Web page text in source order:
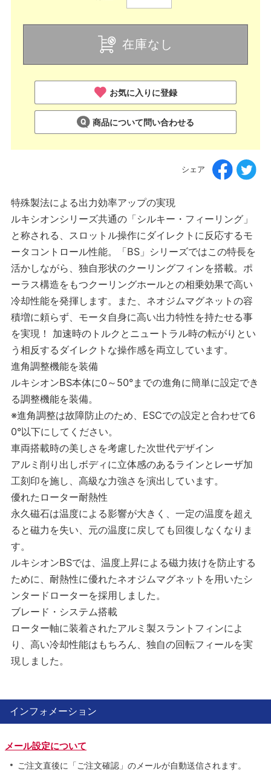
在庫なし
お気に入りに登録
商品について問い合わせる
シェア
特殊製法による出力効率アップの実現
ルキシオンシリーズ共通の「シルキー・フィーリング」
と称される、スロットル操作にダイレクトに反応するモ
ータコントロール性能。「BS」シリーズではこの特長を
活かしながら、独自形状のクーリングフィンを搭載。ポ
ーラス構造をもつクーリングホールとの相乗効果で高い
冷却性能を発揮します。また、ネオジムマグネットの容
積増に頼らず、モータ自身に高い出力特性を持たせる事
を実現！ 加速時のトルクとニュートラル時の転がりとい
う相反するダイレクトな操作感を両立しています。
進角調整機能を装備
ルキシオンBS本体に0～50°までの進角に簡単に設定でき
る調整機能を装備。
※進角調整は故障防止のため、ESCでの設定と合わせて6
0°以下にしてください。
車両搭載時の美しさを考慮した次世代デザイン
アルミ削り出しボディに立体感のあるラインとレーザ加
工刻印を施し、高級な力強さを演出しています。
優れたローター耐熱性
永久磁石は温度による影響が大きく、一定の温度を超え
ると磁力を失い、元の温度に戻しても回復しなくなりま
す。
ルキシオンBSでは、温度上昇による磁力抜けを防止する
ために、耐熱性に優れたネオジムマグネットを用いたシ
ンタードローターを採用しました。
ブレード・システム搭載
ローター軸に装着されたアルミ製スラントフィンによ
り、高い冷却性能はもちろん、独自の回転フィールを実
現しました。
インフォメーション
メール設定について
ご注文直後に「ご注文確認」のメールが自動送信されます。